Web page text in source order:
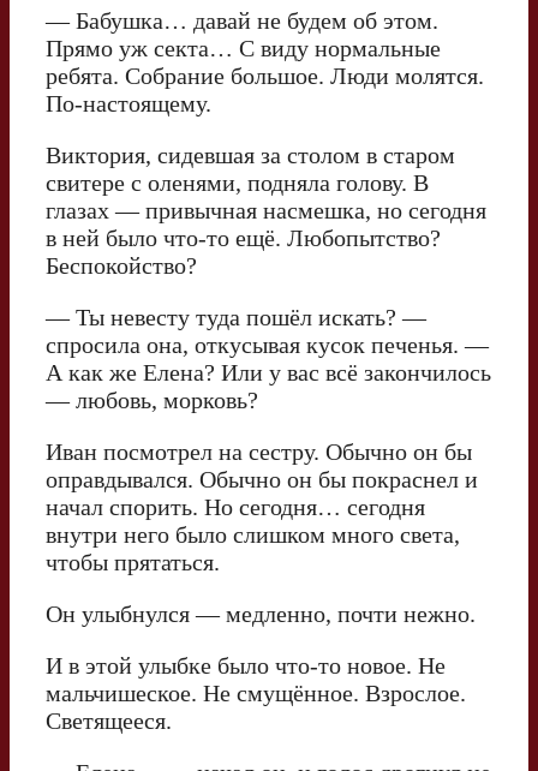
— Бабушка… давай не будем об этом.
Прямо уж секта… С виду нормальные
ребята. Собрание большое. Люди молятся.
По-настоящему.
Виктория, сидевшая за столом в старом
свитере с оленями, подняла голову. В
глазах — привычная насмешка, но сегодня
в ней было что-то ещё. Любопытство?
Беспокойство?
— Ты невесту туда пошёл искать? —
спросила она, откусывая кусок печенья. —
А как же Елена? Или у вас всё закончилось
— любовь, морковь?
Иван посмотрел на сестру. Обычно он бы
оправдывался. Обычно он бы покраснел и
начал спорить. Но сегодня… сегодня
внутри него было слишком много света,
чтобы прятаться.
Он улыбнулся — медленно, почти нежно.
И в этой улыбке было что-то новое. Не
мальчишеское. Не смущённое. Взрослое.
Светящееся.